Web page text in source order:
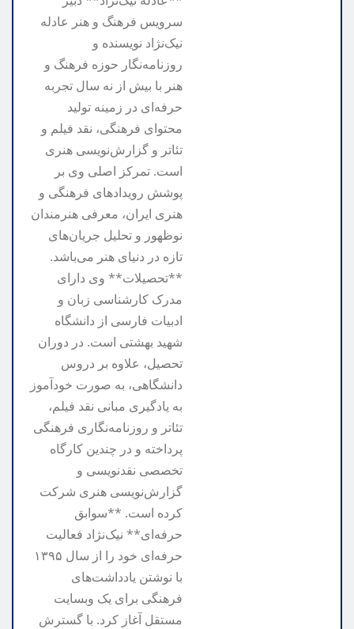
سرویس فرهنگ و هنر عادله
نیک‌نژاد نویسنده و
روزنامه‌نگار حوزه فرهنگ و
هنر با بیش از نه سال تجربه
حرفه‌ای در زمینه تولید
محتوای فرهنگی، نقد فیلم و
تئاتر و گزارش‌نویسی هنری
است. تمرکز اصلی وی بر
پوشش رویدادهای فرهنگی و
هنری ایران، معرفی هنرمندان
نوظهور و تحلیل جریان‌های
تازه در دنیای هنر می‌باشد.
**تحصیلات** وی دارای
مدرک کارشناسی زبان و
ادبیات فارسی از دانشگاه
شهید بهشتی است. در دوران
تحصیل، علاوه بر دروس
دانشگاهی، به صورت خودآموز
به یادگیری مبانی نقد فیلم،
تئاتر و روزنامه‌نگاری فرهنگی
پرداخته و در چندین کارگاه
تخصصی نقدنویسی و
گزارش‌نویسی هنری شرکت
کرده است. **سوابق
حرفه‌ای** نیک‌نژاد فعالیت
حرفه‌ای خود را از سال ۱۳۹۵
با نوشتن یادداشت‌های
فرهنگی برای یک وبسایت
مستقل آغاز کرد. با گسترش